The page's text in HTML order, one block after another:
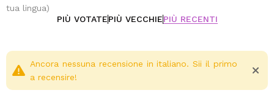
tua lingua)
PIÙ VOTATEPIÙ VECCHIEPIÙ RECENTI
Ancora nessuna recensione in italiano. Sii il primo
a recensire!